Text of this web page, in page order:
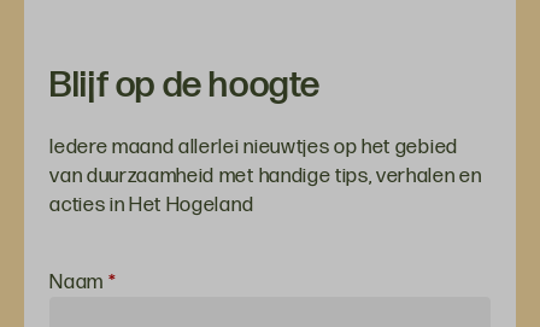
Blijf op de hoogte
Iedere maand allerlei nieuwtjes op het gebied
van duurzaamheid met handige tips, verhalen en
acties in Het Hogeland
Inschrijven
voor de
Naam *